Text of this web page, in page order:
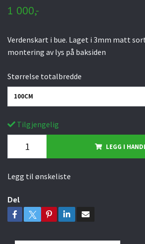
1 000,-
Verdenskart i bue. Laget i 3mm matt
montering av lys på baksiden
Størrelse totalbredde
100CM
Tilgjengelig
LEGG I
Legg til ønskeliste
Del